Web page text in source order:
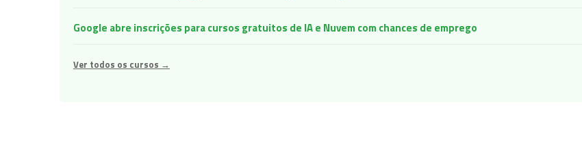
Google abre inscrições para cursos gratuitos de IA e Nuvem com chances de emprego
Ver todos os cursos →